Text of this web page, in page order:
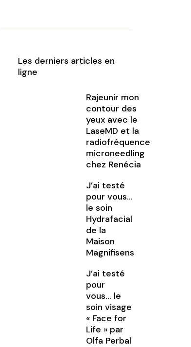
Les derniers articles en
ligne
Rajeunir mon
contour des
yeux avec le
LaseMD et la
radiofréquence
microneedling
chez Renécia
J’ai testé
pour vous…
le soin
Hydrafacial
de la
Maison
Magnifisens
J’ai testé
pour
vous… le
soin visage
« Face for
Life » par
Olfa Perbal